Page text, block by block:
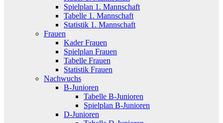
Spielplan 1. Mannschaft
Tabelle 1. Mannschaft
Statistik 1. Mannschaft
Frauen
Kader Frauen
Spielplan Frauen
Tabelle Frauen
Statistik Frauen
Nachwuchs
B-Junioren
Tabelle B-Junioren
Spielplan B-Junioren
D-Junioren